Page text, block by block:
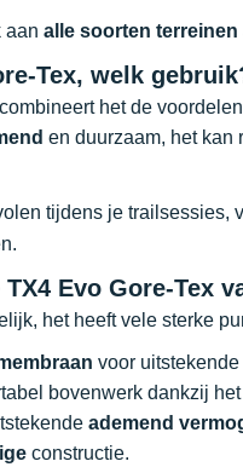
aan alle soorten terreinen
Tex, welk
het de
en duurzaam, het kan
tijdens je trailsessies,
Evo Gore-Tex
het heeft vele sterke
voor
bovenwerk dankzij
ademend
constructie.